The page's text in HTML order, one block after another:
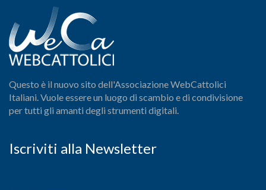
Questo è il nuovo sito dell'Associazione WebCattolici
Italiani. Vuole essere un luogo di scambio e di condivisione
per tutti gli amanti degli strumenti digitali.
Iscriviti alla Newsletter